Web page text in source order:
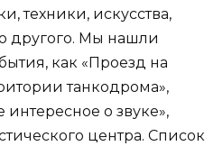
техники, искусства,
другого. Мы нашли
как «Проезд на
танкодрома»,
интересное о звуке»,
центра. Список